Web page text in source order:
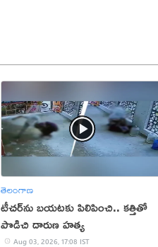
తెలంగాణ
టీచర్‌ను బయటకు పిలిపించి.. కత్తితో
పొడిచి దారుణ హత్య
Aug 03, 2026, 17:08 IST